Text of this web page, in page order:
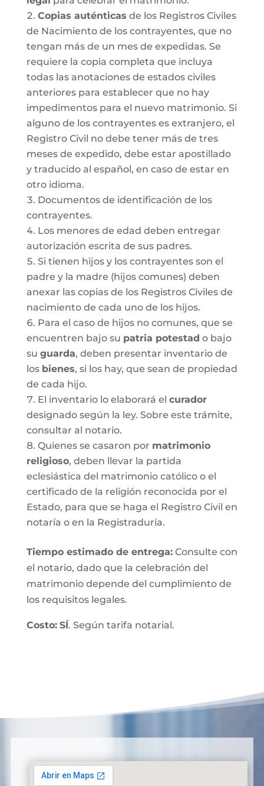
Copias auténticas de los Registros Civiles
de Nacimiento de los contrayentes, que no
tengan más de un mes de expedidas. Se
requiere la copia completa que incluya
todas las anotaciones de estados civiles
anteriores para establecer que no hay
impedimentos para el nuevo matrimonio. Si
alguno de los contrayentes es extranjero, el
Registro Civil no debe tener más de tres
meses de expedido, debe estar apostillado
y traducido al español, en caso de estar en
otro idioma.
Documentos de identificación de los
contrayentes.
Los menores de edad deben entregar
autorización escrita de sus padres.
Si tienen hijos y los contrayentes son el
padre y la madre (hijos comunes) deben
anexar las copias de los Registros Civiles de
nacimiento de cada uno de los hijos.
Para el caso de hijos no comunes, que se
encuentren bajo su patria potestad o bajo
su guarda, deben presentar inventario de
los bienes, si los hay, que sean de propiedad
de cada hijo.
El inventario lo elaborará el curador
designado según la ley. Sobre este trámite,
consultar al notario.
Quienes se casaron por matrimonio
religioso, deben llevar la partida
eclesiástica del matrimonio católico o el
certificado de la religión reconocida por el
Estado, para que se haga el Registro Civil en
notaría o en la Registraduría.
Tiempo estimado de entrega:Consulte con
el notario, dado que la celebración del
matrimonio depende del cumplimiento de
los requisitos legales.
Costo: SÍ. Según tarifa notarial.